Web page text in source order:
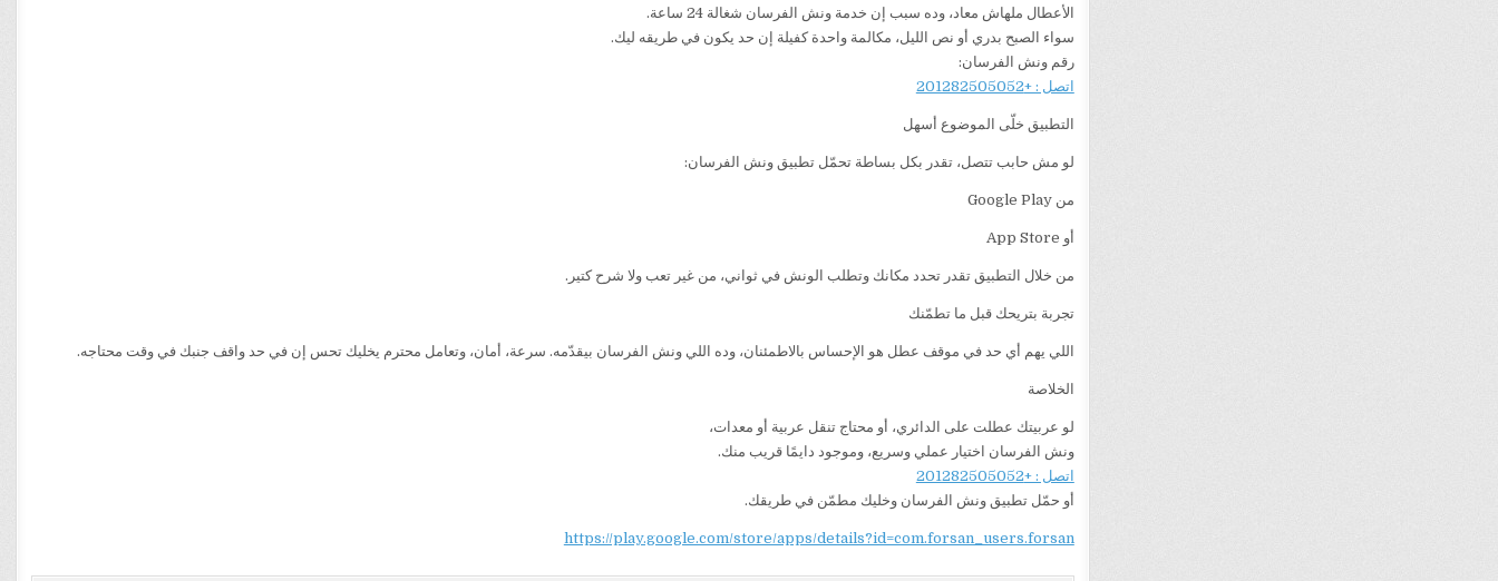
الأعطال ملهاش معاد، وده سبب إن خدمة ونش الفرسان شغالة 24 ساعة.
سواء الصبح بدري أو نص الليل، مكالمة واحدة كفيلة إن حد يكون في طريقه ليك.
رقم ونش الفرسان:
اتصل : +201282505052
التطبيق خلّى الموضوع أسهل
لو مش حابب تتصل، تقدر بكل بساطة تحمّل تطبيق ونش الفرسان:
من Google Play
أو App Store
من خلال التطبيق تقدر تحدد مكانك وتطلب الونش في ثواني، من غير تعب ولا شرح كتير.
تجربة بتريحك قبل ما تطمّنك
اللي يهم أي حد في موقف عطل هو الإحساس بالاطمئنان، وده اللي ونش الفرسان بيقدّمه. سرعة، أمان، وتعامل محترم يخليك تحس إن في حد واقف جنبك في وقت محتاجه.
الخلاصة
لو عربيتك عطلت على الدائري، أو محتاج تنقل عربية أو معدات،
ونش الفرسان اختيار عملي وسريع، وموجود دايمًا قريب منك.
اتصل : +201282505052
أو حمّل تطبيق ونش الفرسان وخليك مطمّن في طريقك.
https://play.google.com/store/apps/details?id=com.forsan_users.forsan